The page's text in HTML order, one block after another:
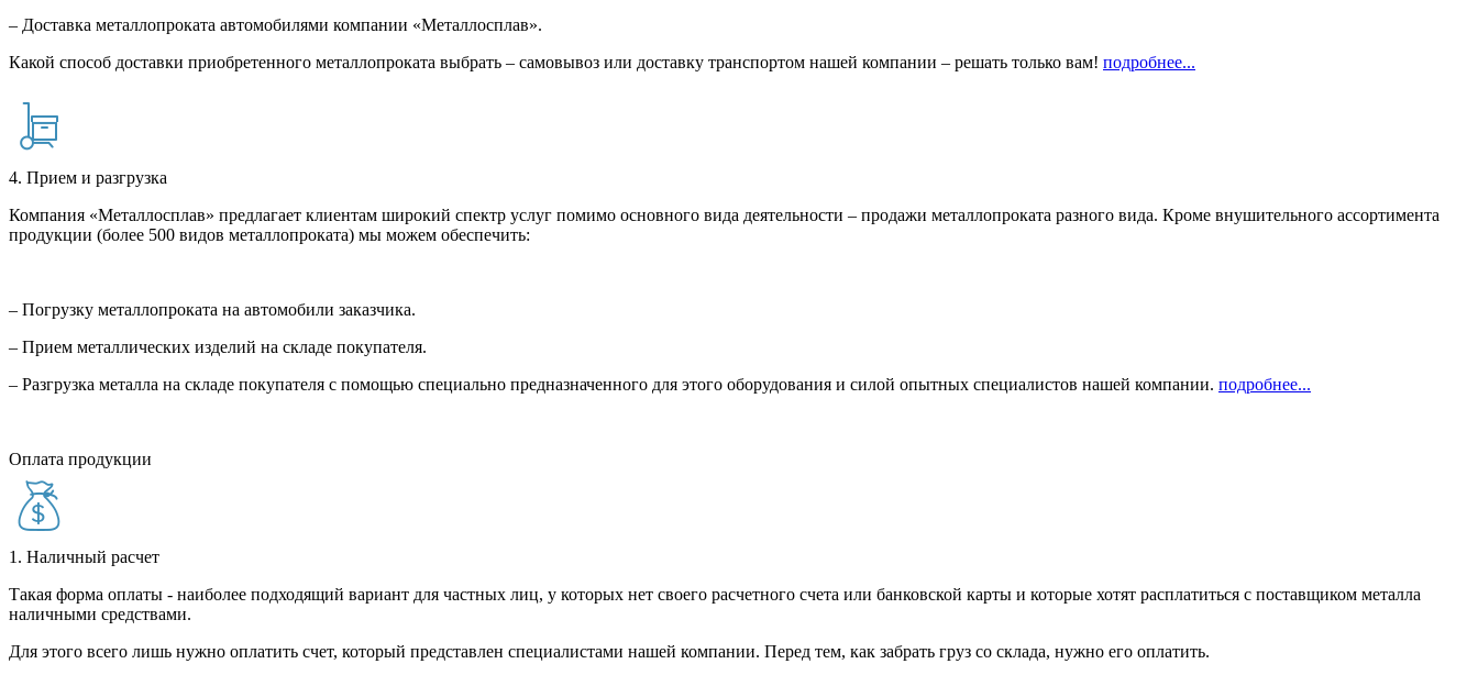
– Доставка металлопроката автомобилями компании «Металлосплав».
Какой способ доставки приобретенного металлопроката выбрать – самовывоз или доставку транспортом нашей компании – решать только вам! подробнее...
4. Прием и разгрузка
Компания «Металлосплав» предлагает клиентам широкий спектр услуг помимо основного вида деятельности – продажи металлопроката разного вида. Кроме внушительного ассортимента
продукции (более 500 видов металлопроката) мы можем обеспечить:
– Погрузку металлопроката на автомобили заказчика.
– Прием металлических изделий на складе покупателя.
– Разгрузка металла на складе покупателя с помощью специально предназначенного для этого оборудования и силой опытных специалистов нашей компании. подробнее...
Оплата продукции
1. Наличный расчет
Такая форма оплаты - наиболее подходящий вариант для частных лиц, у которых нет своего расчетного счета или банковской карты и которые хотят расплатиться с поставщиком металла
наличными средствами.
Для этого всего лишь нужно оплатить счет, который представлен специалистами нашей компании. Перед тем, как забрать груз со склада, нужно его оплатить.